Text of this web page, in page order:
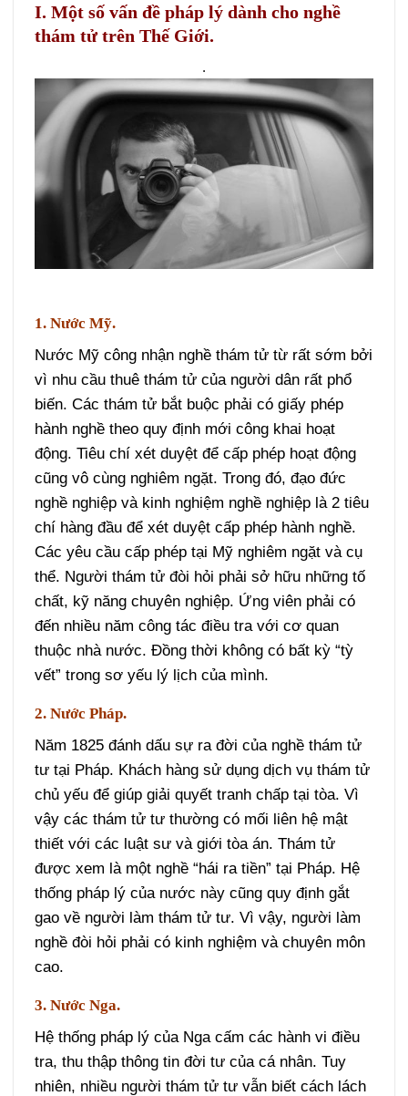
I. Một số vấn đề pháp lý dành cho nghề
thám tử trên Thế Giới.
.
1. Nước Mỹ.
Nước Mỹ công nhận nghề thám tử từ rất sớm bởi
vì nhu cầu thuê thám tử của người dân rất phổ
biến. Các thám tử bắt buộc phải có giấy phép
hành nghề theo quy định mới công khai hoạt
động. Tiêu chí xét duyệt để cấp phép hoạt động
cũng vô cùng nghiêm ngặt. Trong đó, đạo đức
nghề nghiệp và kinh nghiệm nghề nghiệp là 2 tiêu
chí hàng đầu để xét duyệt cấp phép hành nghề.
Các yêu cầu cấp phép tại Mỹ nghiêm ngặt và cụ
thể. Người thám tử đòi hỏi phải sở hữu những tố
chất, kỹ năng chuyên nghiệp. Ứng viên phải có
đến nhiều năm công tác điều tra với cơ quan
thuộc nhà nước. Đồng thời không có bất kỳ “tỳ
vết” trong sơ yếu lý lịch của mình.
2. Nước Pháp.
Năm 1825 đánh dấu sự ra đời của nghề thám tử
tư tại Pháp. Khách hàng sử dụng dịch vụ thám tử
chủ yếu để giúp giải quyết tranh chấp tại tòa. Vì
vậy các thám tử tư thường có mối liên hệ mật
thiết với các luật sư và giới tòa án. Thám tử
được xem là một nghề “hái ra tiền” tại Pháp. Hệ
thống pháp lý của nước này cũng quy định gắt
gao về người làm thám tử tư. Vì vậy, người làm
nghề đòi hỏi phải có kinh nghiệm và chuyên môn
cao.
3. Nước Nga.
Hệ thống pháp lý của Nga cấm các hành vi điều
tra, thu thập thông tin đời tư của cá nhân. Tuy
nhiên, nhiều người thám tử tư vẫn biết cách lách